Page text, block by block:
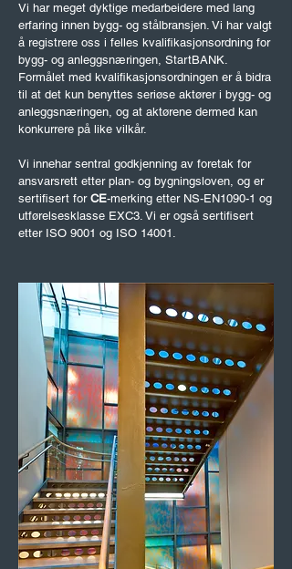
Vi har meget dyktige medarbeidere med lang
erfaring innen bygg- og stålbransjen. Vi har valgt
å registrere oss i felles kvalifikasjonsordning for
bygg- og anleggsnæringen, StartBANK.
Formålet med kvalifikasjonsordningen er å bidra
til at det kun benyttes seriøse aktører i bygg- og
anleggsnæringen, og at aktørene dermed kan
konkurrere på like vilkår.
Vi innehar sentral godkjenning av foretak for
ansvarsrett etter plan- og bygningsloven, og er
sertifisert for CE-merking etter NS-EN1090-1 og
utførelsesklasse EXC3. Vi er også sertifisert
etter ISO 9001 og ISO 14001.